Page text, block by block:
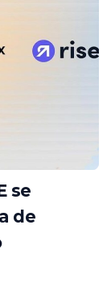
se
de